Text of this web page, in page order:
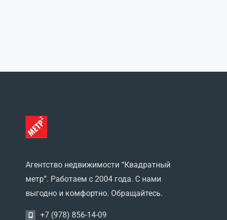
Агентство недвижимости “Квадратный
метр”. Работаем с 2004 года. С нами
выгодно и комфортно. Обращайтесь.
+7 (978) 856-14-09